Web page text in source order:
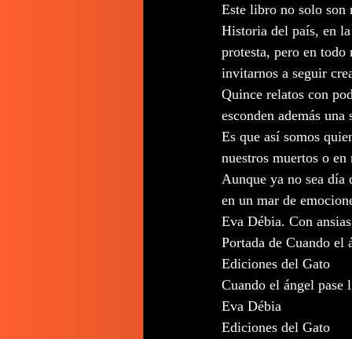
Este libro no solo son
Historia del país, en
protesta, pero en todo
invitarnos a seguir
Quince relatos con
esconden además
Es que así somos
nuestros muertos o
Aunque ya no sea día
en un mar de
Eva Débia. Con
Portada de Cuando el
Ediciones del Gato
Cuando el ángel pase
Eva Débia
Ediciones del Gato